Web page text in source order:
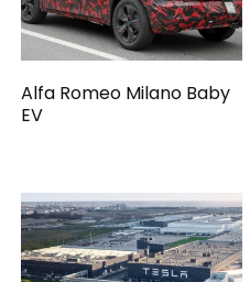
Alfa Romeo Milano Baby
EV